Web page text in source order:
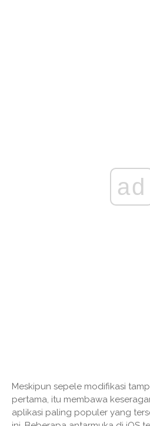
ad
Meskipun sepele modifikasi
pertama, itu membawa
aplikasi paling populer yang